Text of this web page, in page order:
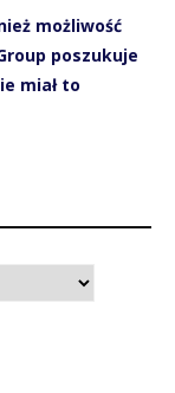
możliwość
poszukuje
miał to